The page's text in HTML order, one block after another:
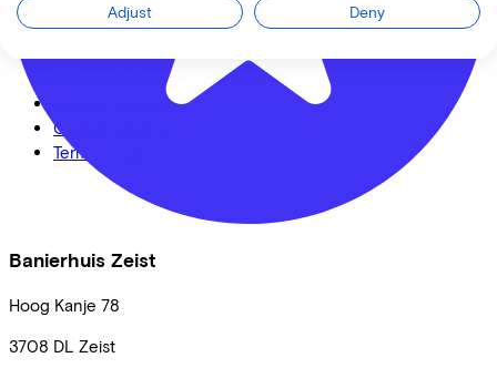
Banierhuis Zeist
Hoog Kanje 78
3708 DL Zeist
Back to top
Privacy statement
Cookie statement
Cookie settings
Terms of use
Adjust Deny